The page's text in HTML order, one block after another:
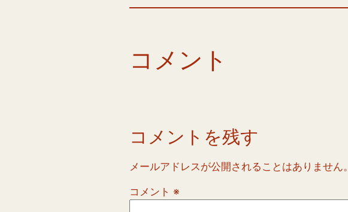
コメント
コメントを残す
メールアドレスが公開されることはありません。
コメント ※